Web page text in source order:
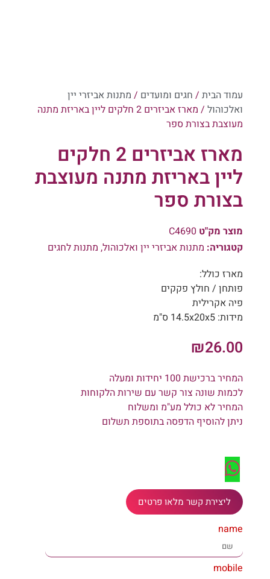
עמוד הבית/חגים ומועדים/מתנות אביזרי יין
ואלכוהול
/ מארז אביזרים 2 חלקים ליין באריזת מתנה
מעוצבת בצורת ספר
מארז אביזרים 2 חלקים
ליין באריזת מתנה מעוצבת
בצורת ספר
מוצר מק"טC4690
קטגוריה:מתנות אביזרי יין ואלכוהול,מתנות לחגים
מארז כולל:
פותחן / חולץ פקקים
פיה אקרילית
מידות: 14.5x20x5 ס"מ
₪26.00
המחיר ברכישת 100 יחידות ומעלה
לכמות שונה צור קשר עם שירות הלקוחות
המחיר לא כולל מע"מ ומשלוח
ניתן להוסיף הדפסה בתוספת תשלום
ליצירת קשר מלאו פרטים
name
mobile